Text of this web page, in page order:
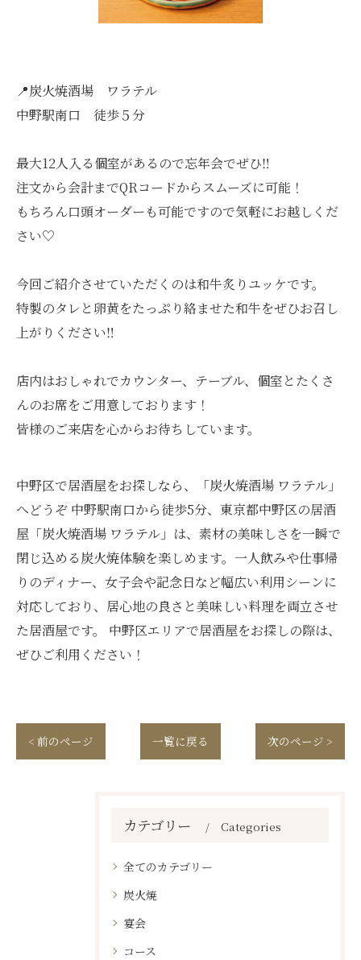
📍炭火焼酒場 ワラテル
中野駅南口 徒歩５分
最大12人入る個室があるので忘年会でぜひ‼︎
注文から会計までQRコードからスムーズに可能！
もちろん口頭オーダーも可能ですので気軽にお越しくだ
さい♡
今回ご紹介させていただくのは和牛炙りユッケです。
特製のタレと卵黄をたっぷり絡ませた和牛をぜひお召し
上がりください‼︎
店内はおしゃれでカウンター、テーブル、個室とたくさ
んのお席をご用意しております！
皆様のご来店を心からお待ちしています。
中野区で居酒屋をお探しなら、「炭火焼酒場 ワラテル」
へどうぞ 中野駅南口から徒歩5分、東京都中野区の居酒
屋「炭火焼酒場 ワラテル」は、素材の美味しさを一瞬で
閉じ込める炭火焼体験を楽しめます。一人飲みや仕事帰
りのディナー、女子会や記念日など幅広い利用シーンに
対応しており、居心地の良さと美味しい料理を両立させ
た居酒屋です。 中野区エリアで居酒屋をお探しの際は、
ぜひご利用ください！
< 前のページ 一覧に戻る 次のページ >
カテゴリー Categories
全てのカテゴリー
炭火焼
宴会
コース